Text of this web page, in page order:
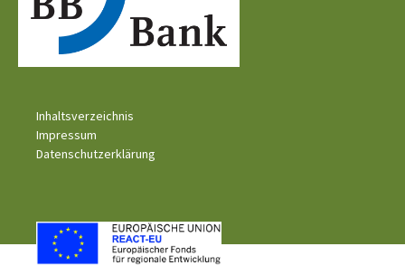
Inhaltsverzeichnis
Impressum
Datenschutzerklärung